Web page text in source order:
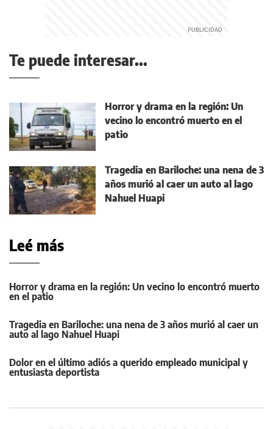
Te puede interesar...
Horror y drama en la región: Un
vecino lo encontró muerto en el
patio
Tragedia en Bariloche: una nena de 3
años murió al caer un auto al lago
Nahuel Huapi
Leé más
Horror y drama en la región: Un vecino lo encontró muerto
en el patio
Tragedia en Bariloche: una nena de 3 años murió al caer un
auto al lago Nahuel Huapi
Dolor en el último adiós a querido empleado municipal y
entusiasta deportista